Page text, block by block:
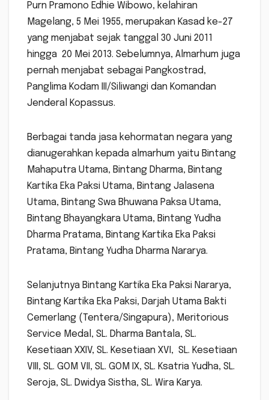
Purn Pramono Edhie Wibowo, kelahiran
Magelang, 5 Mei 1955, merupakan Kasad ke-27
yang menjabat sejak tanggal 30 Juni 2011
hingga 20 Mei 2013. Sebelumnya, Almarhum juga
pernah menjabat sebagai Pangkostrad,
Panglima Kodam III/Siliwangi dan Komandan
Jenderal Kopassus.
Berbagai tanda jasa kehormatan negara yang
dianugerahkan kepada almarhum yaitu Bintang
Mahaputra Utama, Bintang Dharma, Bintang
Kartika Eka Paksi Utama, Bintang Jalasena
Utama, Bintang Swa Bhuwana Paksa Utama,
Bintang Bhayangkara Utama, Bintang Yudha
Dharma Pratama, Bintang Kartika Eka Paksi
Pratama, Bintang Yudha Dharma Nararya.
Selanjutnya Bintang Kartika Eka Paksi Nararya,
Bintang Kartika Eka Paksi, Darjah Utama Bakti
Cemerlang (Tentera/Singapura), Meritorious
Service Medal, SL. Dharma Bantala, SL.
Kesetiaan XXIV, SL. Kesetiaan XVI, SL. Kesetiaan
VIII, SL. GOM VII, SL. GOM IX, SL. Ksatria Yudha, SL.
Seroja, SL. Dwidya Sistha, SL. Wira Karya.